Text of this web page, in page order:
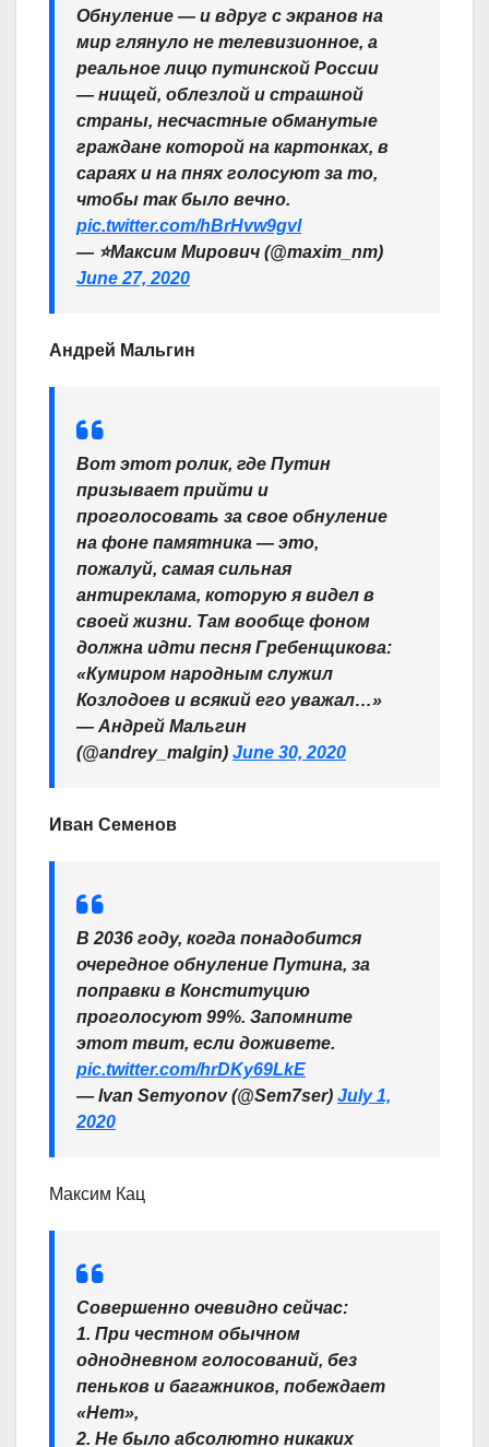
Обнуление — и вдруг с экранов на
мир глянуло не телевизионное, а
реальное лицо путинской России
— нищей, облезлой и страшной
страны, несчастные обманутые
граждане которой на картонках, в
сараях и на пнях голосуют за то,
чтобы так было вечно.
pic.twitter.com/hBrHvw9gvl
— ⭐️Максим Мирович (@maxim_nm)
June 27, 2020
Андрей Мальгин
Вот этот ролик, где Путин
призывает прийти и
проголосовать за свое обнуление
на фоне памятника — это,
пожалуй, самая сильная
антиреклама, которую я видел в
своей жизни. Там вообще фоном
должна идти песня Гребенщикова:
«Кумиром народным служил
Козлодоев и всякий его уважал…»
— Андрей Мальгин
(@andrey_malgin) June 30, 2020
Иван Семенов
В 2036 году, когда понадобится
очередное обнуление Путина, за
поправки в Конституцию
проголосуют 99%. Запомните
этот твит, если доживете.
pic.twitter.com/hrDKy69LkE
— Ivan Semyonov (@Sem7ser) July 1,
2020
Максим Кац
Совершенно очевидно сейчас:
1. При честном обычном
однодневном голосований, без
пеньков и багажников, побеждает
«Нет»,
2. Не было абсолютно никаких